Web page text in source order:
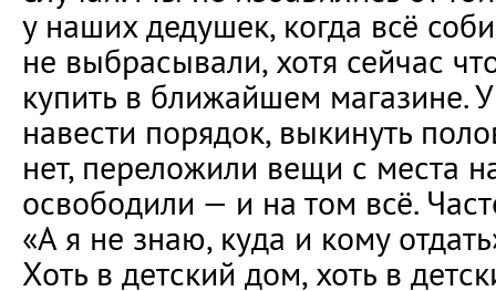
у наших дедушек, когда всё
не выбрасывали, хотя сейчас
купить в ближайшем магазине.
навести порядок, выкинуть
нет, переложили вещи с места
освободили — и на том всё.
«А я не знаю, куда и кому
Хоть в детский дом, хоть в